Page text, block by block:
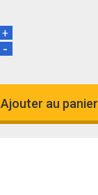
+
-
Ajouter au panier